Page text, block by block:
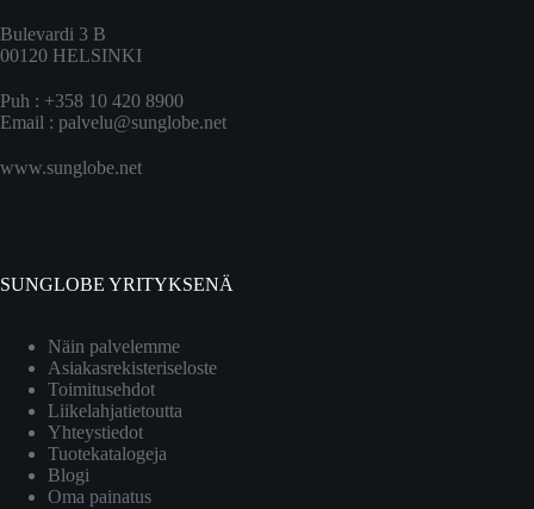
Bulevardi 3 B
00120 HELSINKI
Puh : +358 10 420 8900
Email : palvelu@sunglobe.net
www.sunglobe.net
SUNGLOBE YRITYKSENÄ
Näin palvelemme
Asiakasrekisteriseloste
Toimitusehdot
Liikelahjatietoutta
Yhteystiedot
Tuotekatalogeja
Blogi
Oma painatus